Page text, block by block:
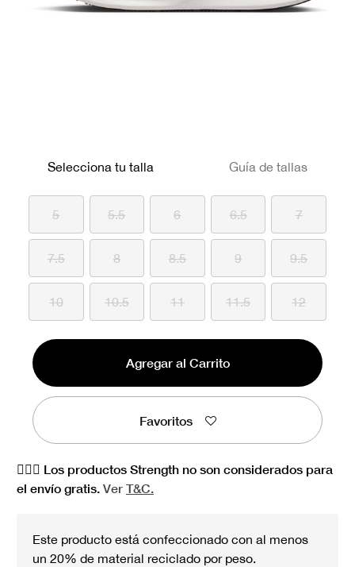
Selecciona tu talla Guía de tallas
5 5.5 6 6.5 7
7.5 8 8.5 9 9.5
10 10.5 11 11.5 12
Agregar al Carrito
Favoritos
🏋🏻‍♀️ Los productos Strength no son considerados para
el envío gratis. Ver T&C.
Este producto está confeccionado con al menos
un 20% de material reciclado por peso.